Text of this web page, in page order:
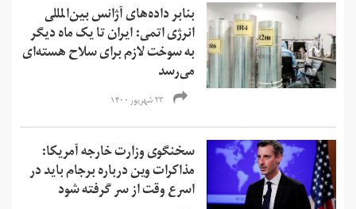
بنابر داده‌های آژانس بین‌المللی
انرژی اتمی: ایران تا یک ماه دیگر
به سوخت لازم برای سلاح هسته‌ای
می‌رسد
۲۳ شهریور ۱۴۰۰
سخنگوی وزارت خارجه آمریکا:
مذاکرات وین درباره برجام باید در
اسرع وقت از سر گرفته شود